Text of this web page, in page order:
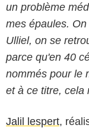
un problème
mes épaules.
Ulliel, on se
parce qu'en 40
nommés pour le
et à ce titre, cela
Jalil lespert,